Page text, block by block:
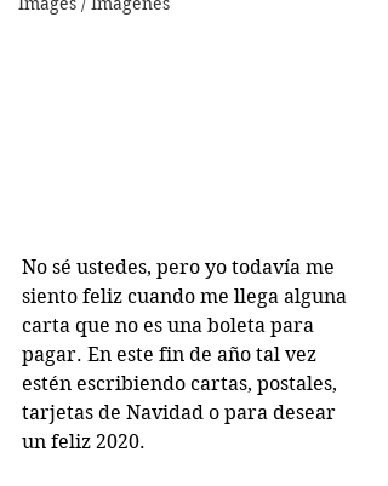
No sé ustedes, pero yo todavía me
siento feliz cuando me llega alguna
carta que no es una boleta para
pagar. En este fin de año tal vez
estén escribiendo cartas, postales,
tarjetas de Navidad o para desear
un feliz 2020.